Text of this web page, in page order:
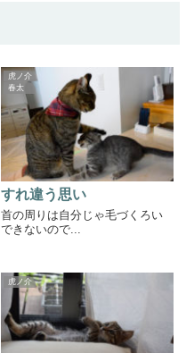
虎ノ介
春太
すれ違う思い
首の周りは自分じゃ毛づくろい
できないので...
虎ノ介